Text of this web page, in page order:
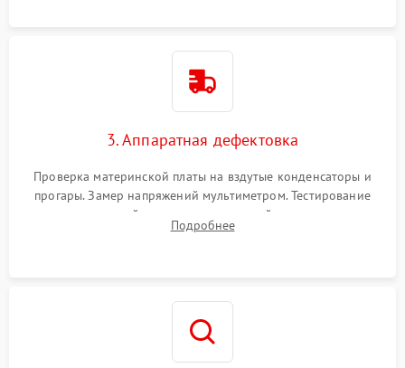
3. Аппаратная дефектовка
Проверка материнской платы на вздутые конденсаторы и
прогары. Замер напряжений мультиметром. Тестирование
оперативной памяти и накопителей с помощью
диагностического ПО для выявления сбойных секторов и
Подробнее